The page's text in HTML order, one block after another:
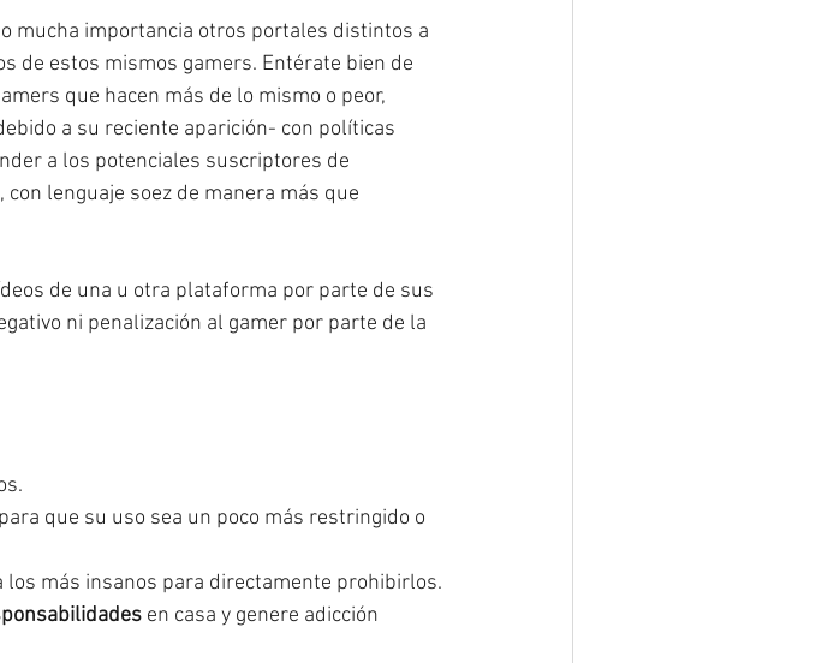
mucha importancia otros portales distintos a
de estos mismos gamers. Entérate bien de
que hacen más de lo mismo o peor,
a su reciente aparición- con políticas
a los potenciales suscriptores de
lenguaje soez de manera más que
de una u otra plataforma por parte de sus
ni penalización al gamer por parte de la
para que su uso sea un poco más restringido o
los más insanos para directamente prohibirlos.
en casa y genere adicción